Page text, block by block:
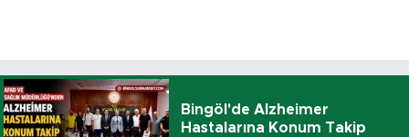
Bingöl'de Alzheimer
Hastalarına Konum Takip